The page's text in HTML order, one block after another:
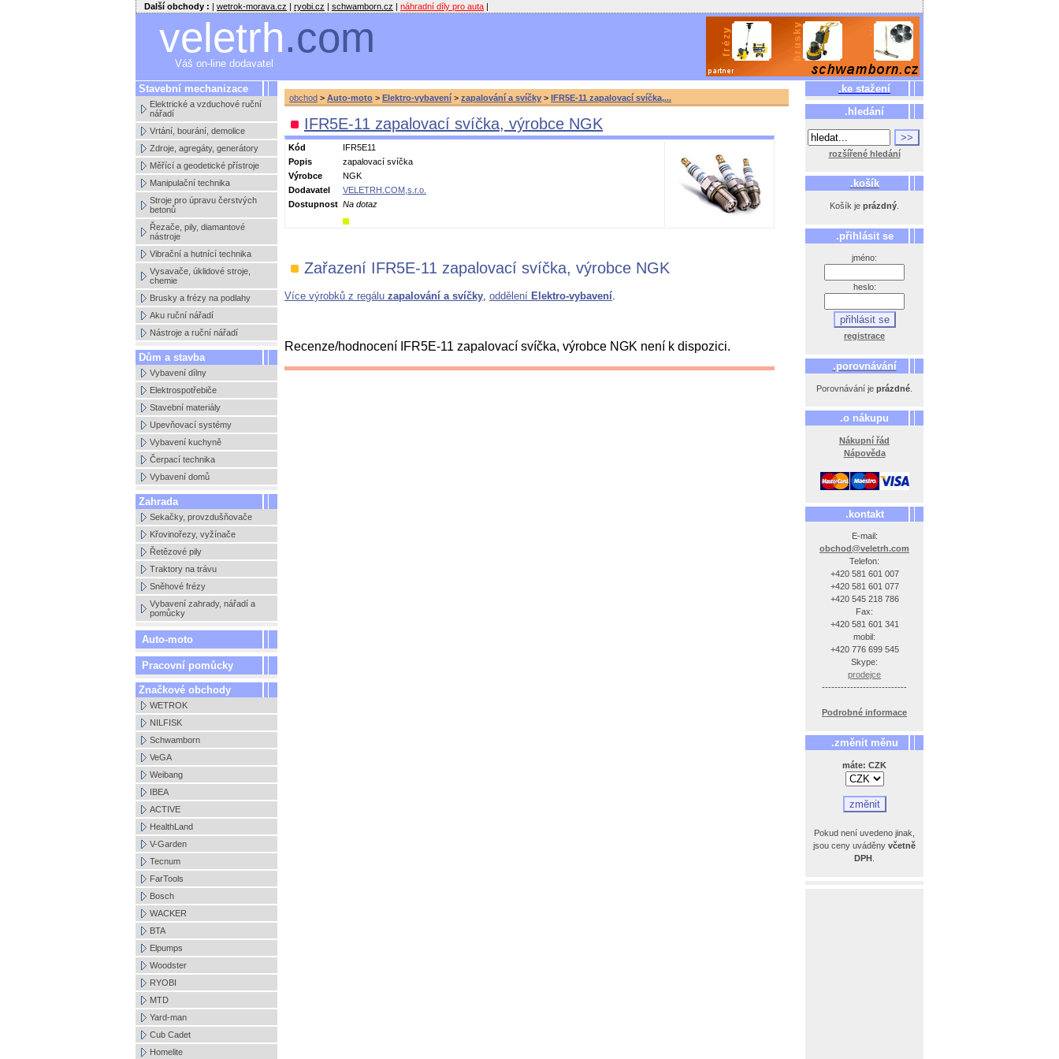
Další obchody : | wetrok-morava.cz | ryobi.cz | schwamborn.cz | náhradní díly pro auta |
veletrh.com
Váš on-line dodavatel
Stavební mechanizace
Elektrické a vzduchové ruční
nářadí
Vrtání, bourání, demolice
Zdroje, agregáty, generátory
Měřící a geodetické přístroje
Manipulační technika
Stroje pro úpravu čerstvých
betonů
Řezače, pily, diamantové
nástroje
Vibrační a hutnící technika
Vysavače, úklidové stroje,
chemie
Brusky a frézy na podlahy
Aku ruční nářadí
Nástroje a ruční nářadí
Dům a stavba
Vybavení dílny
Elektrospotřebiče
Stavební materiály
Upevňovací systémy
Vybavení kuchyně
Čerpací technika
Vybavení domů
Zahrada
Sekačky, provzdušňovače
Křovinořezy, vyžínače
Řetězové pily
Traktory na trávu
Sněhové frézy
Vybavení zahrady, nářadí a
pomůcky
Auto-moto
Pracovní pomůcky
Značkové obchody
WETROK
NILFISK
Schwamborn
VeGA
Weibang
IBEA
ACTIVE
HealthLand
V-Garden
Tecnum
FarTools
Bosch
WACKER
BTA
Elpumps
Woodster
RYOBI
MTD
Yard-man
Cub Cadet
Homelite
.ke stažení
.hledání
rozšířené hledání
.košík
Košík je prázdný
.přihlásit se
jméno:
heslo:
registrace
.porovnávání
Porovnávání je prázdné
.o nákupu
Nákupní řád
Nápověda
.kontakt
E-mail:
obchod@veletrh.com
Telefon:
+420 581 601 007
+420 581 601 077
+420 545 218 786
Fax:
+420 581 601 341
mobil:
+420 776 699 545
Skype:
prodejce
---------------------------
Podrobné informace
.změnit měnu
máte: CZK
Pokud není uvedeno jinak,
jsou ceny uváděny včetně
DPH
obchod > Auto-moto > Elektro-vybavení > zapalování a svíčky > IFR5E-11 zapalovací svíčka,...
IFR5E-11 zapalovací svíčka, výrobce NGK
Kód
IFR5E11
Popis
zapalovací svíčka
Výrobce
NGK
Dodavatel
VELETRH.COM,s.r.o.
Dostupnost Na dotaz
Zařazení IFR5E-11 zapalovací svíčka, výrobce NGK
Více výrobků z regálu zapalování a svíčky, oddělení Elektro-vybavení.
Recenze/hodnocení IFR5E-11 zapalovací svíčka, výrobce NGK není k dispozici.